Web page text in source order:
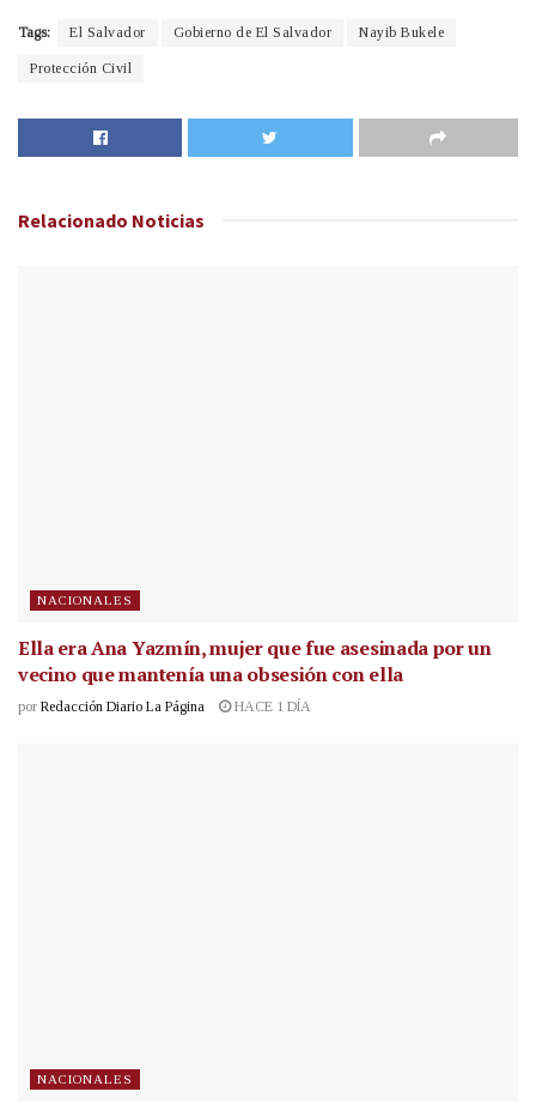
Tags: El Salvador Gobierno de El Salvador Nayib Bukele
Protección Civil
Relacionado Noticias
NACIONALES
Ella era Ana Yazmín, mujer que fue asesinada por un
vecino que mantenía una obsesión con ella
por Redacción Diario La Página HACE 1 DÍA
NACIONALES